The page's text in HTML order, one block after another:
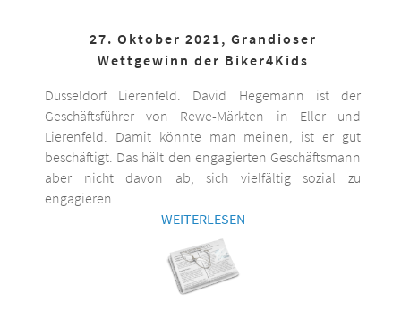
27. Oktober 2021, Grandioser
Wettgewinn der Biker4Kids
Düsseldorf Lierenfeld. David Hegemann ist der
Geschäftsführer von Rewe-Märkten in Eller und
Lierenfeld. Damit könnte man meinen, ist er gut
beschäftigt. Das hält den engagierten Geschäftsmann
aber nicht davon ab, sich vielfältig sozial zu
engagieren.
WEITERLESEN